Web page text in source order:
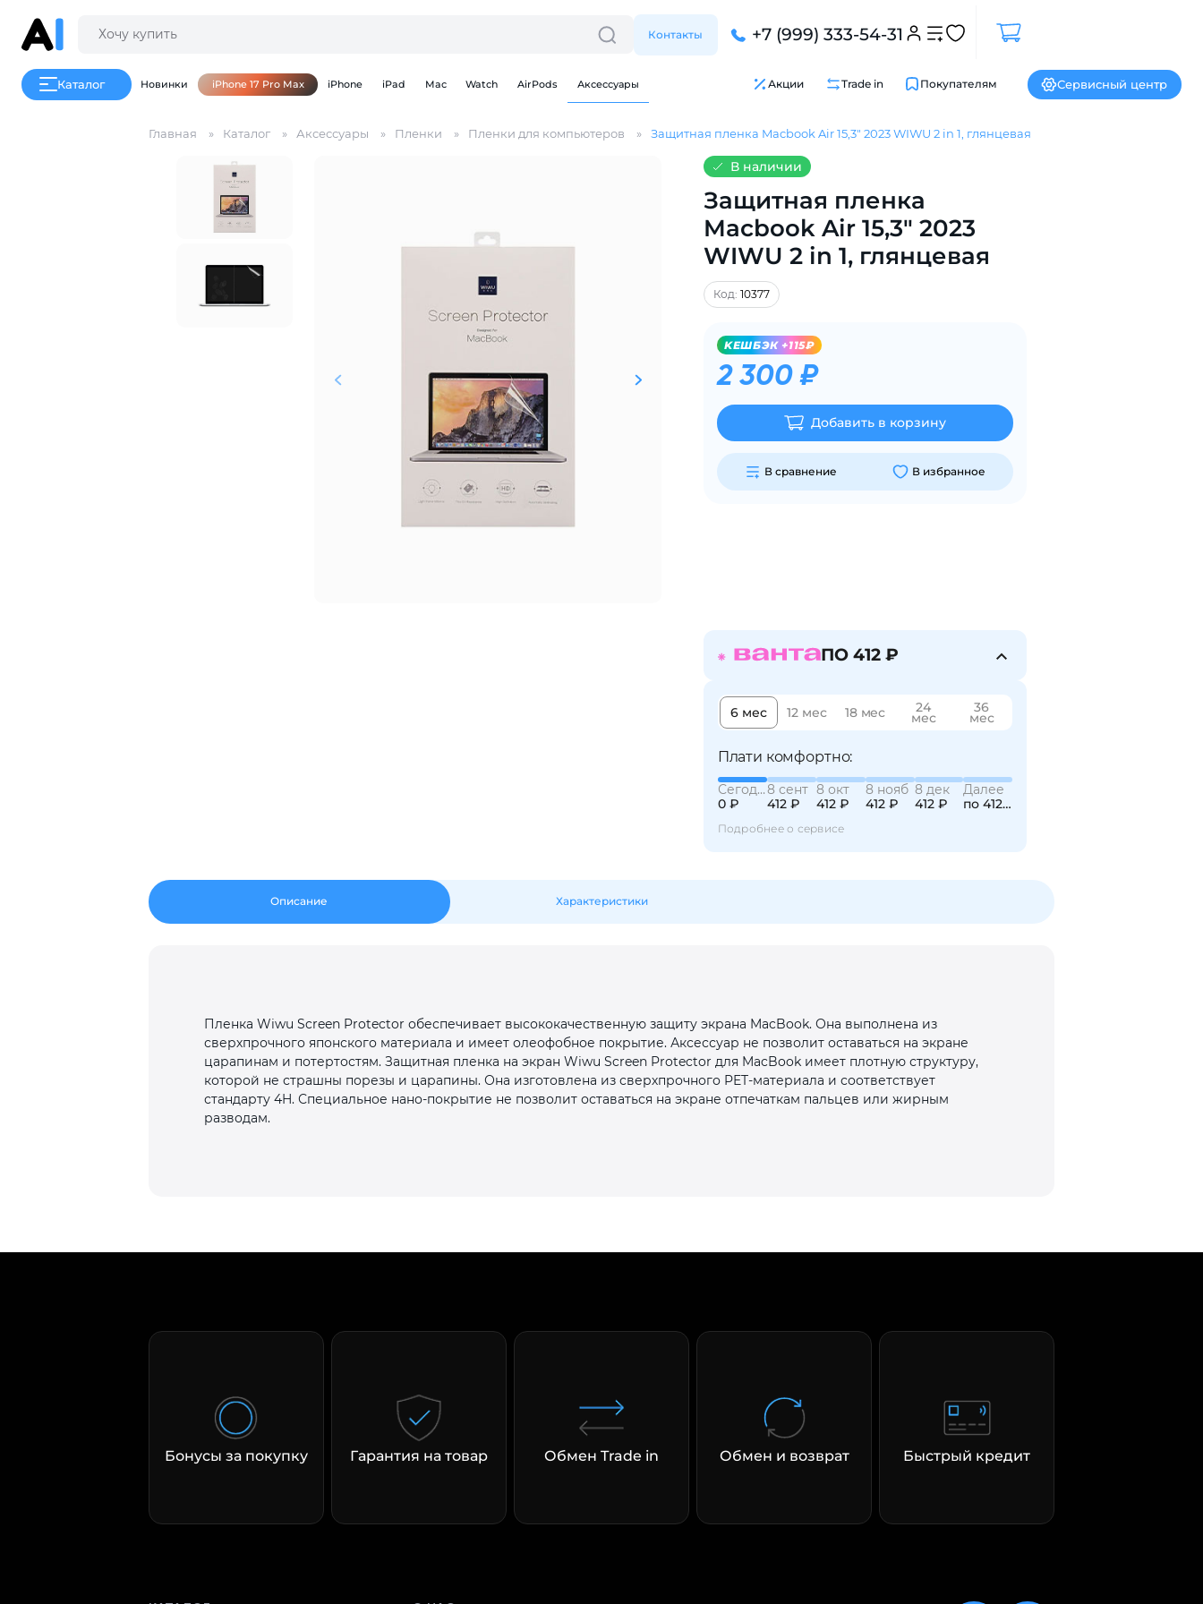
Контакты +7 (999) 333-54-31
Каталог Новинки iPhone 17 Pro Max iPhone iPad Mac Watch AirPods Аксессуары Акции Trade in Покупателям Сервисный центр
Главная Каталог Аксессуары Пленки Пленки для компьютеров Защитная пленка Macbook Air 15,3" 2023 WIWU 2 in 1, глянцевая
В наличии
Защитная пленка
Macbook Air 15,3" 2023
WIWU 2 in 1, глянцевая
Код: 10377
KЕШБЭК +115₽
2 300 ₽
Добавить в корзину
В сравнение В избранное
ПО 412 ₽
6 мес 12 мес 18 мес 24
мес
36
мес
Плати комфортно:
Сегодня
0 ₽
8 сент
412 ₽
8 окт
412 ₽
8 нояб
412 ₽
8 дек
412 ₽
Далее
по 412 ₽
Подробнее о сервисе
Описание Характеристики
Пленка Wiwu Screen Protector обеспечивает высококачественную защиту экрана MacBook. Она выполнена из
сверхпрочного японского материала и имеет олеофобное покрытие. Аксессуар не позволит оставаться на экране
царапинам и потертостям. Защитная пленка на экран Wiwu Screen Protector для MacBook имеет плотную структуру,
которой не страшны порезы и царапины. Она изготовлена из сверхпрочного PET-материала и соответствует
стандарту 4H. Специальное нано-покрытие не позволит оставаться на экране отпечаткам пальцев или жирным
разводам.
Бонусы за покупку Гарантия на товар Обмен Trade in Обмен и возврат Быстрый кредит
Для клиентов всех банков
Разбейте
на частибез переплат
График платежей
Сегодня
25
Подробнее
25
раз в 2
недели Остались вопросы?
8 800 302-02-51